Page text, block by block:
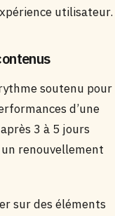
utilisateur.
soutenu pour
d’une
3 à 5 jours
renouvellement
sur des éléments